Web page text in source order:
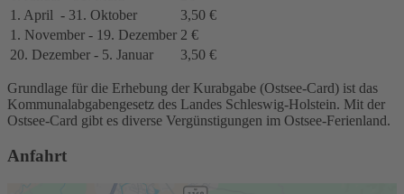
1. April - 31. Oktober
3,50 €
1. November - 19. Dezember 2 €
20. Dezember - 5. Januar
3,50 €
Grundlage für die Erhebung der Kurabgabe (Ostsee-Card) ist das
Kommunalabgabengesetz des Landes Schleswig-Holstein. Mit der
Ostsee-Card gibt es diverse Vergünstigungen im Ostsee-Ferienland.
Anfahrt